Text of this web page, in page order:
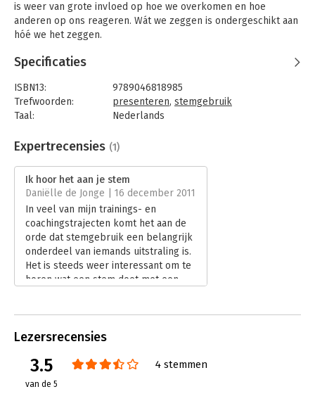
is weer van grote invloed op hoe we overkomen en hoe
anderen op ons reageren. Wát we zeggen is ondergeschikt aan
hóé we het zeggen.
In 'Ik hoor het aan je stem' komen tal van technische, sociale
en psychische aspecten van onze spraak aan bod. Met vele
praktijkvoorbeelden, heldere tips en oefeningen om meer
regie over je stem te krijgen en meer dan zeventig links via
QR-codes naar bekende stemmen op YouTube. Luister met
Dobbelsteen, Jules Deelder, Margareth Thatcher, Maria Callas
en vele anderen.
* Hoe wordt u weer gehoord door uw baas? Hoe krijgt u meer
invloed?
* Alles over stemmen van BN'ers, wereldleiders, cabaretiers,
Gooische meisjes
* Surf via handige QR-codes naar YouTube
"Een basisvoorwaarde voor authentieke communicatie."
Management Trends
Specificaties
ISBN13:
9789046818985
Trefwoorden:
presenteren, stemgebruik
Taal:
Nederlands
Aantal pagina's:
176
Druk:
Verschijningsdatum:
24-2-2015
Hoofdrubriek: Persoonlijke effectiviteit
Expertrecensies (1)
Ik hoor het aan je stem
Daniëlle de Jonge | 16 december 2011
In veel van mijn trainings- en
coachingstrajecten komt het aan de
orde dat stemgebruik een belangrijk
onderdeel van iemands uitstraling is.
Het is steeds weer interessant om te
horen wat een stem doet met een
Lees verder
Lezersrecensies
3.5
van de 5
4 stemmen